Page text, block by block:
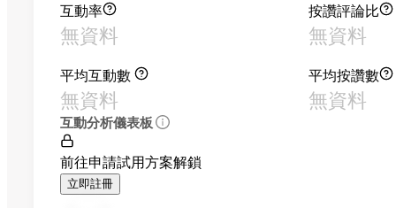
互動率
無資料
按讚評論比
無資料
平均互動數
無資料
平均按讚數
無資料
互動分析儀表板
前往申請試用方案解鎖
立即註冊